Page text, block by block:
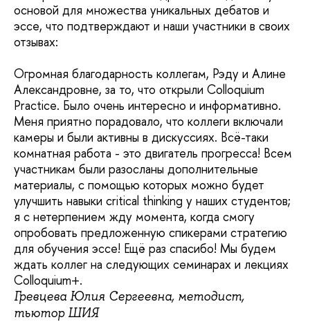
основой для множества уникальных дебатов и
эссе, что подтверждают и наши участники в своих
отзывах:
Огромная благодарность коллегам, Рэду и Алине
Александровне, за то, что открыли Colloquium
Practice. Было очень интересно и информативно.
Меня приятно порадовало, что коллеги включали
камеры и были активны в дискуссиях. Всё-таки
комнатная работа - это двигатель прогресса! Всем
участникам были разосланы дополнительные
материалы, с помощью которых можно будет
улучшить навыки critical thinking у наших студентов;
я с нетерпением жду момента, когда смогу
опробовать предложенную спикерами стратегию
для обучения эссе! Ещё раз спасибо! Мы будем
ждать коллег на следующих семинарах и лекциях
Colloquium+.
Гревцева Юлия Сергеевна, методист,
тьютор ШИЯ